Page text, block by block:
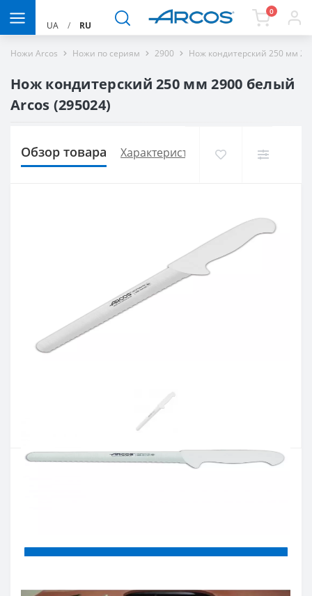
UA / RU
0
Ножи Arcos Ножи по сериям 2900 Нож кондитерский 250 мм
Нож кондитерский 250 мм 2900 белый
Arcos (295024)
Обзор товара Характеристики Доставка и